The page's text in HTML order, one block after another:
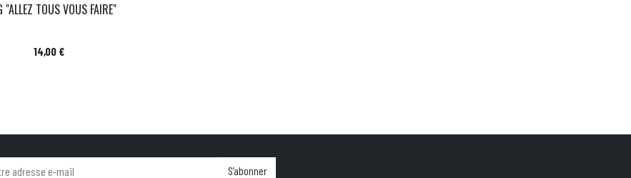
"ALLEZ TOUS VOUS FAIRE"
Prix
14,00 €
S’abonner